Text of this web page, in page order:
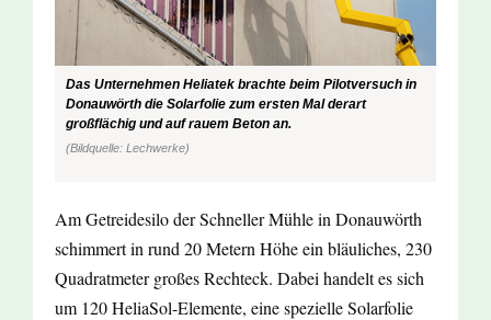
Das Unternehmen Heliatek brachte beim Pilotversuch in
Donauwörth die Solarfolie zum ersten Mal derart
großflächig und auf rauem Beton an.
(Bildquelle: Lechwerke)
Am Getreidesilo der Schneller Mühle in Donauwörth
schimmert in rund 20 Metern Höhe ein bläuliches, 230
Quadratmeter großes Rechteck. Dabei handelt es sich
um 120 HeliaSol-Elemente, eine spezielle Solarfolie